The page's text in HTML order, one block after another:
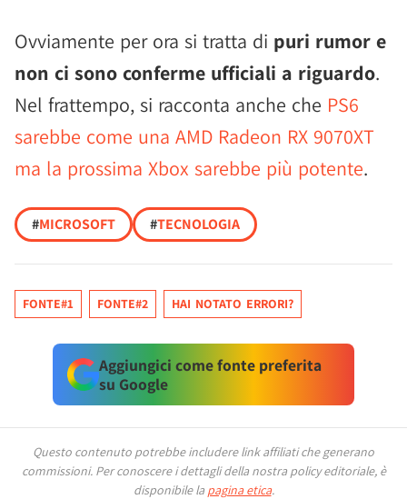
Ovviamente per ora si tratta di puri rumor e
non ci sono conferme ufficiali a riguardo.
Nel frattempo, si racconta anche che PS6
sarebbe come una AMD Radeon RX 9070XT
ma la prossima Xbox sarebbe più potente.
#MICROSOFT #TECNOLOGIA
FONTE#1 FONTE#2 HAI NOTATO ERRORI?
Aggiungici come fonte preferita
su Google
Questo contenuto potrebbe includere link affiliati che generano
commissioni. Per conoscere i dettagli della nostra policy editoriale, è
disponibile la pagina etica.